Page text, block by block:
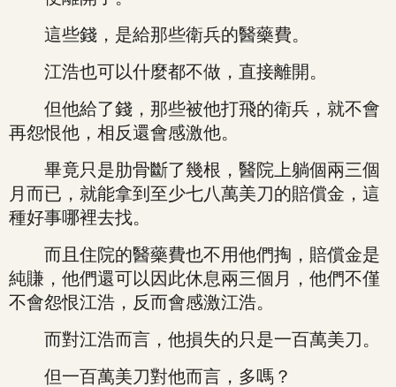
這些錢，是給那些衛兵的醫藥費。
江浩也可以什麼都不做，直接離開。
但他給了錢，那些被他打飛的衛兵，就不會
再怨恨他，相反還會感激他。
畢竟只是肋骨斷了幾根，醫院上躺個兩三個
月而已，就能拿到至少七八萬美刀的賠償金，這
種好事哪裡去找。
而且住院的醫藥費也不用他們掏，賠償金是
純賺，他們還可以因此休息兩三個月，他們不僅
不會怨恨江浩，反而會感激江浩。
而對江浩而言，他損失的只是一百萬美刀。
但一百萬美刀對他而言，多嗎？